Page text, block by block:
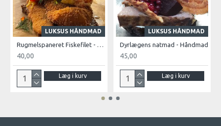
LUKSUS HÅNDMAD
Rugmelspaneret Fiskefilet - Håndmad
40,00
Læg i kurv
LUKSUS HÅNDMAD
Dyrlægens natmad - Håndmad
45,00
Læg i kurv